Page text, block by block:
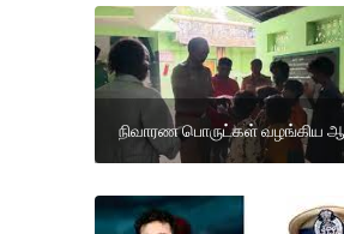
நிவாரண பொருட்கள் வழங்கிய